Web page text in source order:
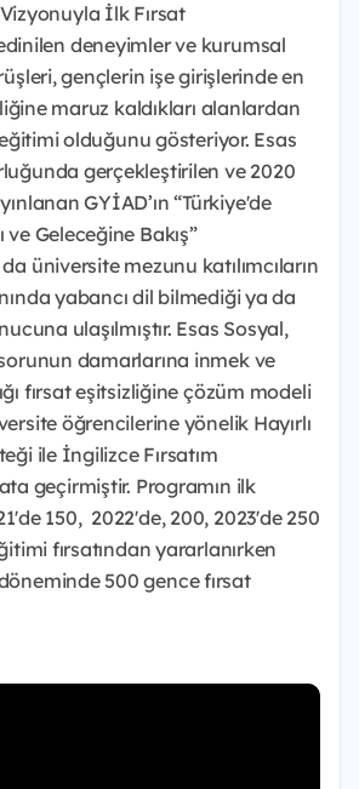
İlk Fırsat
deneyimler ve kurumsal
gençlerin işe girişlerinde en
maruz kaldıkları alanlardan
olduğunu gösteriyor. Esas
gerçekleştirilen ve 2020
GYİAD’ın “Türkiye'de
Geleceğine Bakış”
da üniversite mezunu katılımcıların
yabancı dil bilmediği ya da
ulaşılmıştır. Esas Sosyal,
damarlarına inmek ve
fırsat eşitsizliğine çözüm modeli
öğrencilerine yönelik Hayırlı
ile İngilizce Fırsatım
geçirmiştir. Programın ilk
150, 2022'de, 200, 2023'de 250
fırsatından yararlanırken
500 gence fırsat